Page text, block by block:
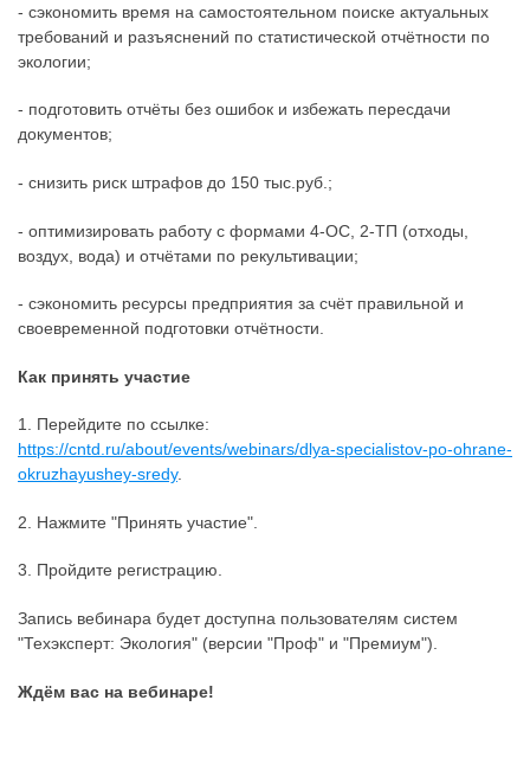
- сэкономить время на самостоятельном поиске актуальных
требований и разъяснений по статистической отчётности по
экологии;
- подготовить отчёты без ошибок и избежать пересдачи
документов;
- снизить риск штрафов до 150 тыс.руб.;
- оптимизировать работу с формами 4-ОС, 2-ТП (отходы,
воздух, вода) и отчётами по рекультивации;
- сэкономить ресурсы предприятия за счёт правильной и
своевременной подготовки отчётности.
Как принять участие
1. Перейдите по ссылке:
https://cntd.ru/about/events/webinars/dlya-specialistov-po-ohrane-
okruzhayushey-sredy.
2. Нажмите "Принять участие".
3. Пройдите регистрацию.
Запись вебинара будет доступна пользователям систем
"Техэксперт: Экология" (версии "Проф" и "Премиум").
Ждём вас на вебинаре!